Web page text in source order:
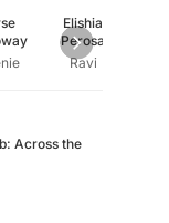
Elishia
Perosa
Ravi
Across the